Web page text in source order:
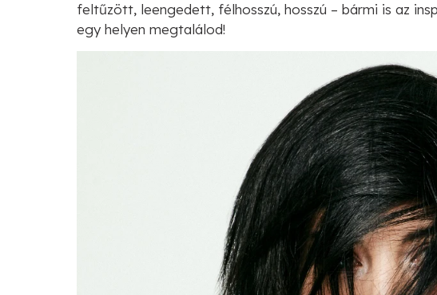
feltűzött, leengedett, félhosszú, hosszú – bármi is az
egy helyen megtalálod!